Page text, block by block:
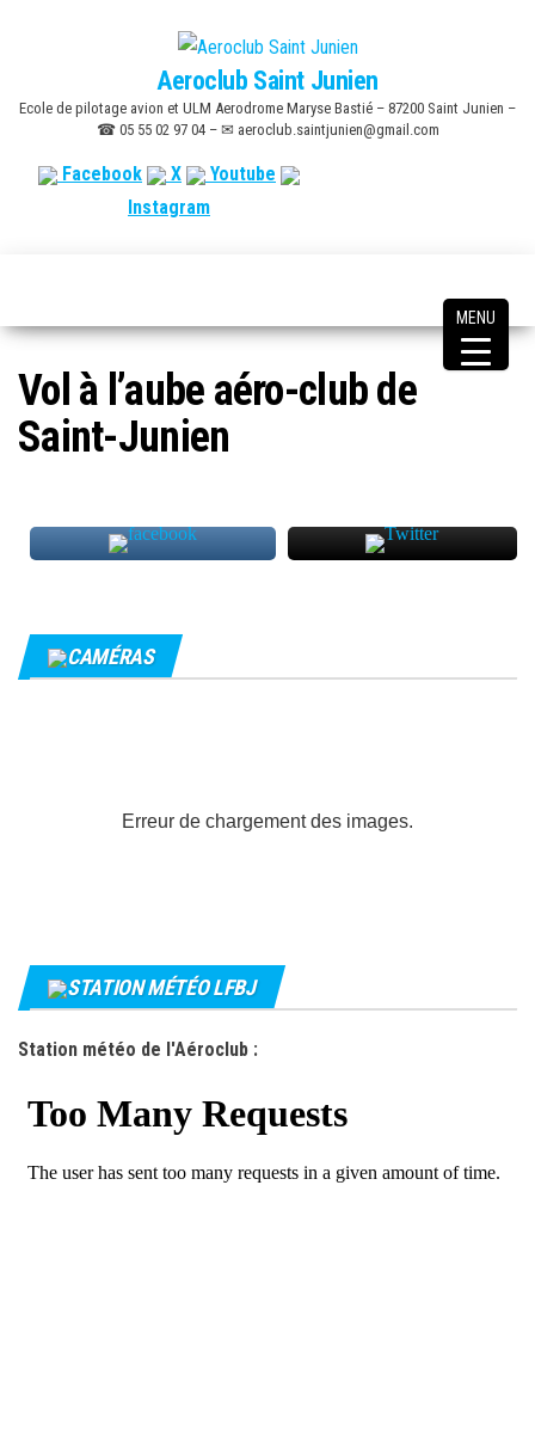
content
Aeroclub Saint Junien
Ecole de pilotage avion et ULM Aerodrome Maryse Bastié – 87200 Saint Junien –
☎ 05 55 02 97 04 – ✉ aeroclub.saintjunien@gmail.com
Facebook X
Youtube
Instagram
Vol à l’aube aéro-club de
Saint-Junien
CAMÉRAS
Erreur de chargement des images.
STATION MÉTÉO LFBJ
Station météo de l'Aéroclub :
MENU